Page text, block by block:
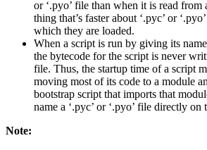
or ‘.pyo’ file than when it is read from
thing that’s faster about ‘.pyc’ or
which they are loaded.
When a script is run by giving its
the bytecode for the script is never
file. Thus, the startup time of a script
moving most of its code to a module
bootstrap script that imports that
name a ‘.pyc’ or ‘.pyo’ file directly on
Note: